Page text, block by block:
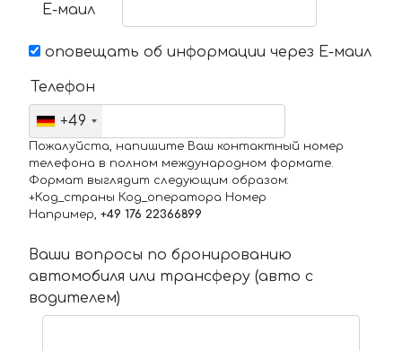
Е-маил
оповещать об информации через Е-маил
Телефон
+49
Пожалуйста, напишите Ваш контактный номер
телефона в полном международном формате.
Формат выглядит следующим образом:
+Код_страны Код_оператора Номер
Например, +49 176 22366899
Ваши вопросы по бронированию
автомобиля или трансферу (авто с
водителем)